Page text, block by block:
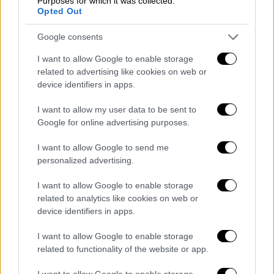
Opted Out
Google consents
I want to allow Google to enable storage
related to advertising like cookies on web or
device identifiers in apps.
I want to allow my user data to be sent to
Google for online advertising purposes.
I want to allow Google to send me
personalized advertising.
I want to allow Google to enable storage
related to analytics like cookies on web or
device identifiers in apps.
I want to allow Google to enable storage
related to functionality of the website or app.
της Λατινικής Αμερικής κυμαίνεται από 10
έως 30% . Ωστόσο, όπως επισημαίνει αυτή η
κρούσματα με ήπια συμπτώματα «κατά πάσα
πιθανότητα δεν διαγιγνώσκονται ούτε
υπερεκτίμηση».
υπάρχουν από 10.000 έως 100.000 ανθρώπινα
περιστατικά παγκοσμίως κάθε χρόνο, με τη
σοβαρότητα να ποικίλει ανάλογα με το
στέλεχος.
Ευρώπηη θνητότητα θεωρείται σημαντικά
. Δεν έχουμε όμως, ακριβή